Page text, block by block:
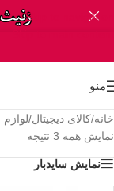
Skip to navigation
منو
خانه/کالای دیجیتال/
نمایش همه 3 نتیجه
نمایش سایدبار